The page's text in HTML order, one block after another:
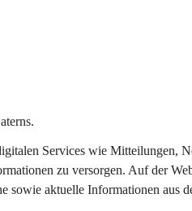
Services wie Mitteilungen,
zu versorgen. Auf der
sowie aktuelle Informationen aus